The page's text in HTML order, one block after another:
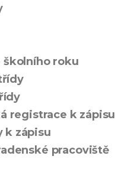
školního roku
registrace k zápisu
k zápisu
pracoviště